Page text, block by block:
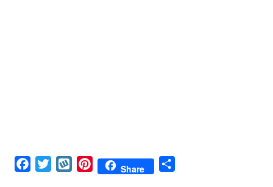
FacebookTwitterWykopPinterestShare